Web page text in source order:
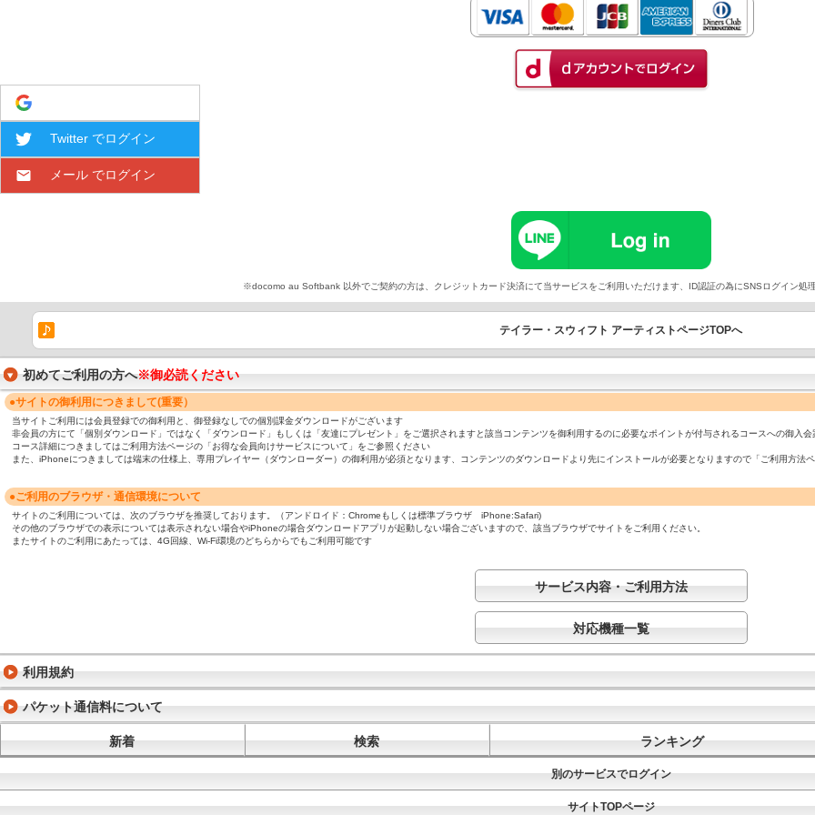
Twitter でログイン
メール でログイン
※docomo au Softbank 以外でご契約の方は、クレジットカード決済にて当サービスをご利用いただけます、ID認証の為にSNSログイン処
テイラー・スウィフト アーティストページTOPへ
初めてご利用の方へ※御必読ください
●サイトの御利用につきまして(重要）
当サイトご利用には会員登録での御利用と、御登録なしでの個別課金ダウンロードがございます
非会員の方にて「個別ダウンロード」ではなく「ダウンロード」もしくは「友達にプレゼント」をご選択されますと該当コンテンツを御利用するのに必要なポイントが付与されるコースへの御入会
コース詳細につきましてはご利用方法ページの「お得な会員向けサービスについて」をご参照ください
また、iPhoneにつきましては端末の仕様上、専用プレイヤー（ダウンローダー）の御利用が必須となります、コンテンツのダウンロードより先にインストールが必要となりますので「ご利用方法
●ご利用のブラウザ・通信環境について
サイトのご利用については、次のブラウザを推奨しております。（アンドロイド：Chromeもしくは標準ブラウザ iPhone:Safari)
その他のブラウザでの表示については表示されない場合やiPhoneの場合ダウンロードアプリが起動しない場合ございますので、該当ブラウザでサイトをご利用ください。
またサイトのご利用にあたっては、4G回線、Wi-Fi環境のどちらからでもご利用可能です
サービス内容・ご利用方法
対応機種一覧
利用規約
パケット通信料について
新着 検索 ランキング
別のサービスでログイン
サイトTOPページ